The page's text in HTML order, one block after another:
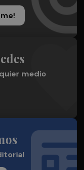
medio